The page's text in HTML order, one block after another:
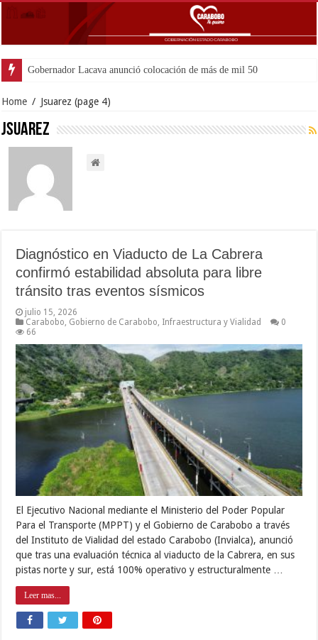
Home / Jsuarez (page 4)
Jsuarez
Diagnóstico en Viaducto de La Cabrera
confirmó estabilidad absoluta para libre
tránsito tras eventos sísmicos
julio 15, 2026
Carabobo Gobierno de Carabobo Infraestructura y Vialidad
0
66
El Ejecutivo Nacional mediante el Ministerio del Poder Popular
Para el Transporte (MPPT) y el Gobierno de Carabobo a través
del Instituto de Vialidad del estado Carabobo (Invialca), anunció
que tras una evaluación técnica al viaducto de la Cabrera, en sus
pistas norte y sur, está 100% operativo y estructuralmente …
Leer mas...